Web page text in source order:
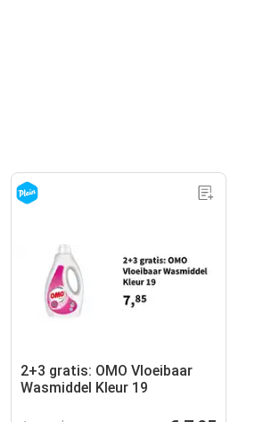
2+3 gratis: OMO Vloeibaar
Wasmiddel Kleur 19